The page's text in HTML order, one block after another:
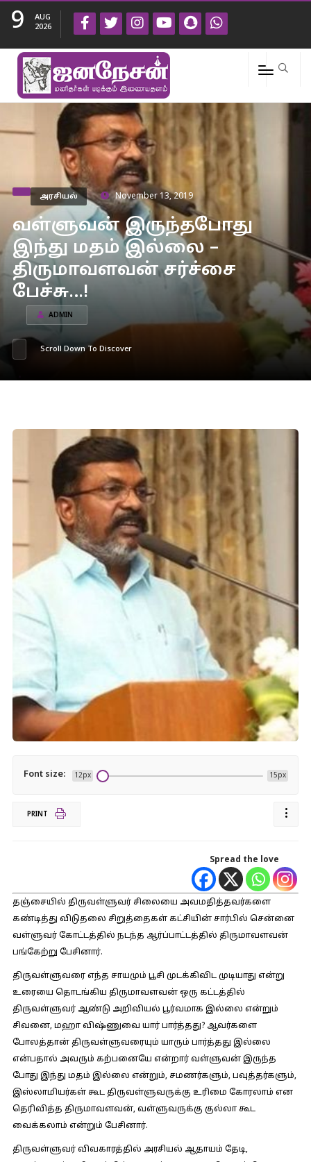
9
AUG
2026
அரசியல் November 13, 2019
வள்ளுவன் இருந்தபோது
இந்து மதம் இல்லை –
திருமாவளவன் சர்ச்சை
பேச்சு…!
ADMIN
Scroll Down To Discover
Font size: 12px 15px
PRINT
Spread the love
தஞ்சையில் திருவள்ளுவர் சிலையை அவமதித்தவர்களை
கண்டித்து விடுதலை சிறுத்தைகள் கட்சியின் சார்பில் சென்னை
வள்ளுவர் கோட்டத்தில் நடந்த ஆர்ப்பாட்டத்தில் திருமாவளவன்
பங்கேற்று பேசினார்.
திருவள்ளுவரை எந்த சாயமும் பூசி முடக்கிவிட முடியாது என்று
உரையை தொடங்கிய திருமாவளவன் ஒரு கட்டத்தில்
திருவள்ளுவர் ஆண்டு அறிவியல் பூர்வமாக இல்லை என்றும்
சிவனை, மஹா விஷ்ணுவை யார் பார்த்தது? ஆவர்களை
போலத்தான் திருவள்ளுவரையும் யாரும் பார்த்தது இல்லை
என்பதால் அவரும் கற்பனையே என்றார் வள்ளுவன் இருந்த
போது இந்து மதம் இல்லை என்றும், சமணர்களும், பவுத்தர்களும்,
இஸ்லாமியர்கள் கூட திருவள்ளுவருக்கு உரிமை கோரலாம் என
தெரிவித்த திருமாவளவன், வள்ளுவருக்கு குல்லா கூட
வைக்கலாம் என்றும் பேசினார்.
திருவள்ளுவர் விவகாரத்தில் அரசியல் ஆதாயம் தேடி,